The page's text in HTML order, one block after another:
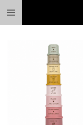
Ga
direct
hoofdinhoud